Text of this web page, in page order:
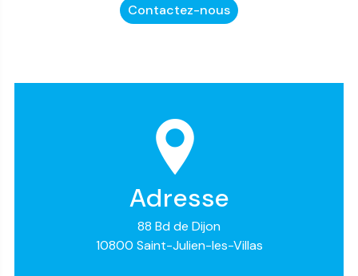
Contactez-nous
Adresse
88 Bd de Dijon
10800 Saint-Julien-les-Villas